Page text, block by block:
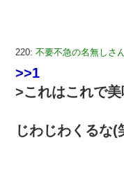
220: 不要不急の名無しさ
>>1
>これはこれで
じわじわくるな(